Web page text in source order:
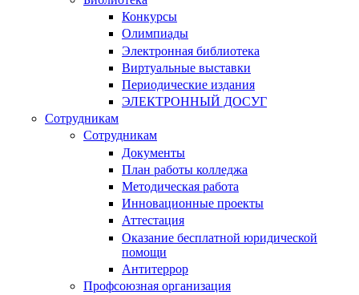
Конкурсы
Олимпиады
Электронная библиотека
Виртуальные выставки
Периодические издания
ЭЛЕКТРОННЫЙ ДОСУГ
Сотрудникам
Сотрудникам
Документы
План работы колледжа
Методическая работа
Инновационные проекты
Аттестация
Оказание бесплатной юридической
помощи
Антитеррор
Профсоюзная организация